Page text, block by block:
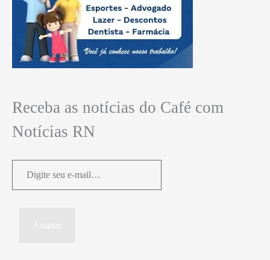
Receba as notícias do Café com
Notícias RN
mail…Assinar